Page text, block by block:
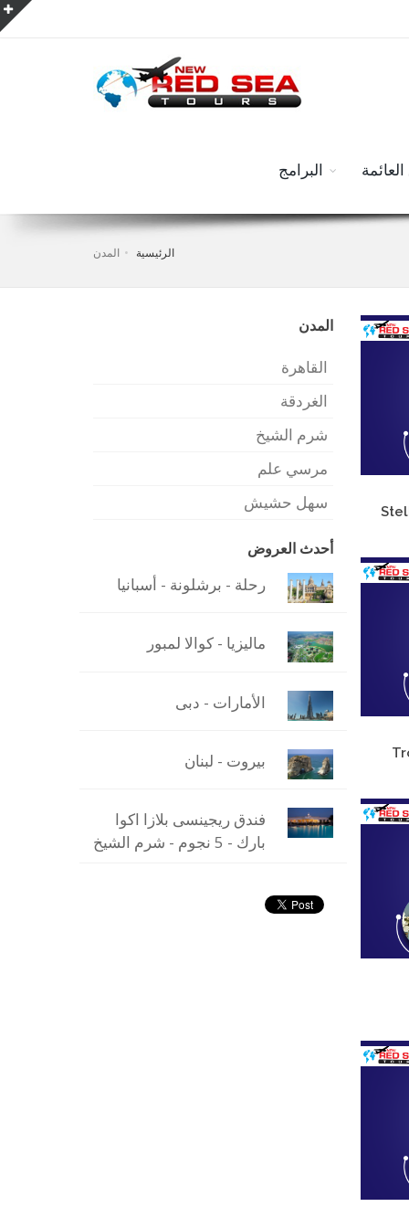
البرامج
الرئيسية المدن
المدن
القاهرة
الغردقة
شرم الشيخ
مرسي علم
سهل حشيش
أحدث العروض
رحلة - برشلونة - أسبانيا
ماليزيا - كوالا لمبور
الأمارات - دبى
بيروت - لبنان
فندق ريجينسى بلازا اكوا
بارك - 5 نجوم - شرم الشيخ